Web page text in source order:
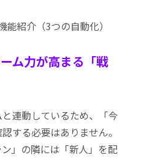
紹介（3つの自動化）
ム力が高まる「戦
連動しているため、「今
する必要はありません。
ン」の隣には「新人」を配